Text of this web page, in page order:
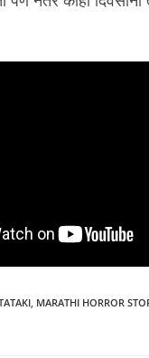
MARATHI HORROR